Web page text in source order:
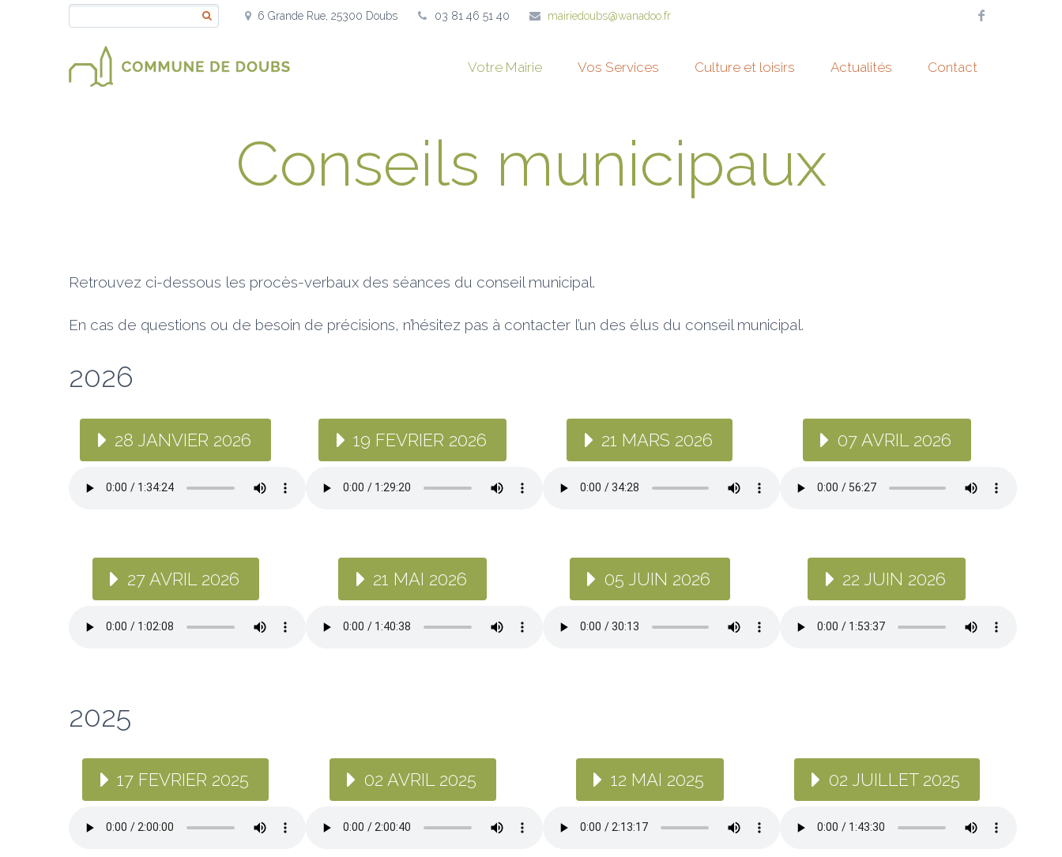
6 Grande Rue, 25300 Doubs 03 81 46 51 40 mairiedoubs@wanadoo.fr
Votre Mairie Vos Services Culture et loisirs Actualités Contact
Conseils municipaux
Retrouvez ci-dessous les procès-verbaux des séances du conseil municipal.
En cas de questions ou de besoin de précisions, n’hésitez pas à contacter l’un des élus du conseil municipal.
2026
28 JANVIER 2026 19 FEVRIER 2026 21 MARS 2026 07 AVRIL 2026
27 AVRIL 2026 21 MAI 2026 05 JUIN 2026 22 JUIN 2026
2025
17 FEVRIER 2025 02 AVRIL 2025 12 MAI 2025 02 JUILLET 2025